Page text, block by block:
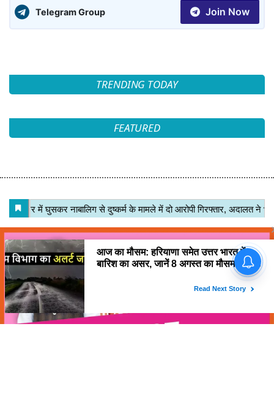
Telegram Group Join Now
TRENDING TODAY
FEATURED